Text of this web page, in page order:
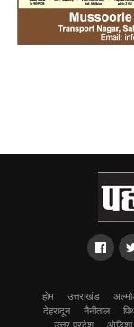
होम उत्तराखंड
देहरादून
नैनीताल